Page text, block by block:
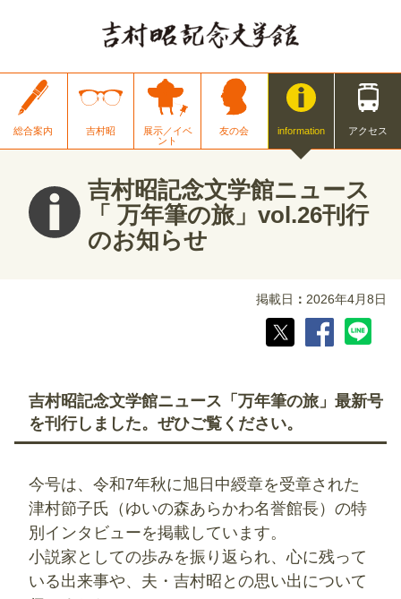
総合案内 吉村昭
展示／イベ
ント
友の会 information アクセス
吉村昭記念文学館ニュース
「 万年筆の旅」vol.26刊行
のお知らせ
掲載日 2026年4月8日
吉村昭記念文学館ニュース「万年筆の旅」最新号
を刊行しました。ぜひご覧ください。
今号は、令和7年秋に旭日中綬章を受章された
津村節子氏（ゆいの森あらかわ名誉館長）の特
別インタビューを掲載しています。
小説家としての歩みを振り返られ、心に残って
いる出来事や、夫・吉村昭との思い出について